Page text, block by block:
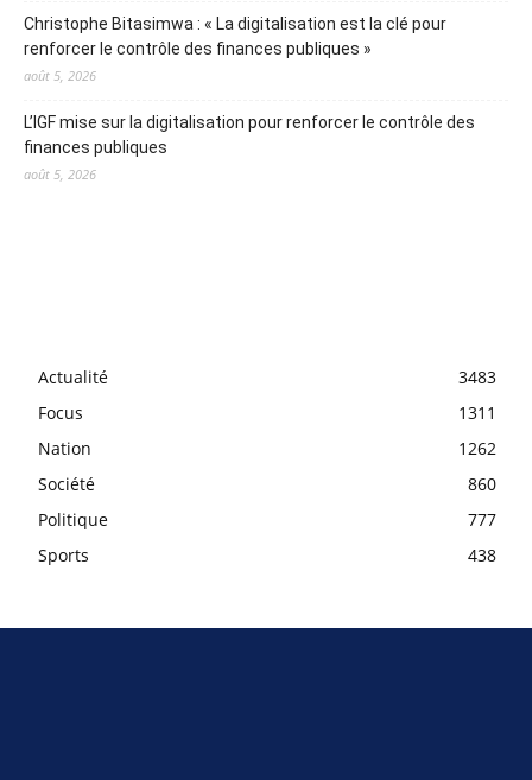
Christophe Bitasimwa : « La digitalisation est la clé pour
renforcer le contrôle des finances publiques »
août 5, 2026
L’IGF mise sur la digitalisation pour renforcer le contrôle des
finances publiques
août 5, 2026
Actualité
3483
Focus
1311
Nation
1262
Société
860
Politique
777
Sports
438